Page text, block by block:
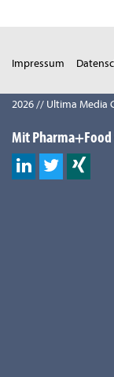
Impressum
2026 // Ultima Media
Mit